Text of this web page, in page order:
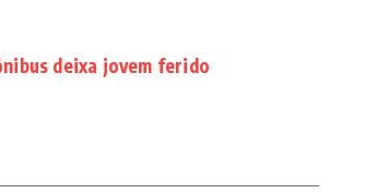
deixa jovem ferido